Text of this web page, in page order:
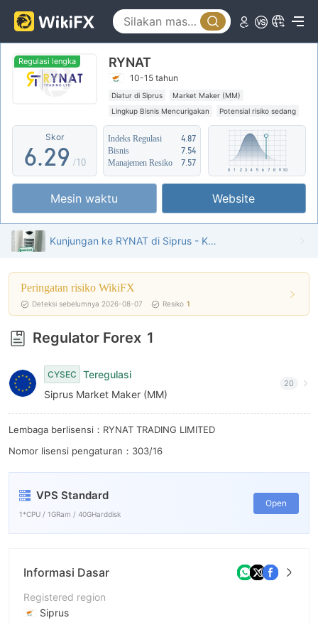
Regulasi lengka RYNAT
10-15 tahun
Diatur di Siprus
Market Maker (MM)
Lingkup Bisnis Mencurigakan
Potensial risiko sedang
Skor
1
2
3
5
6
7
8
9
.
1
2
3
4
5
6
7
8
9
4
5
6
8
9 /10
Indeks Regulasi
4.87
Bisnis
7.54
Manajemen Resiko
7.57
Mesin waktu Website
Kunjungan ke RYNAT di Siprus - Kantor Ditemukan
Peringatan risiko WikiFX
Deteksi sebelumnya 2026-08-07 Resiko 1
Regulator Forex 1
CYSEC
Teregulasi
Siprus Market Maker (MM)
20
Lembaga berlisensi：RYNAT TRADING LIMITED
Nomor lisensi pengaturan：303/16
VPS Standard
1*CPU / 1GRam / 40GHarddisk
Open
Informasi Dasar
Registered region
Siprus